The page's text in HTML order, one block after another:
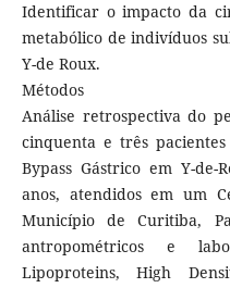
Identificar o impacto da
metabólico de indivíduos
Y-de Roux.
Métodos
Análise retrospectiva do
cinquenta e três
Bypass Gástrico em Y-
anos, atendidos em um
Município de Curitiba,
antropométricos e
Lipoproteins, High